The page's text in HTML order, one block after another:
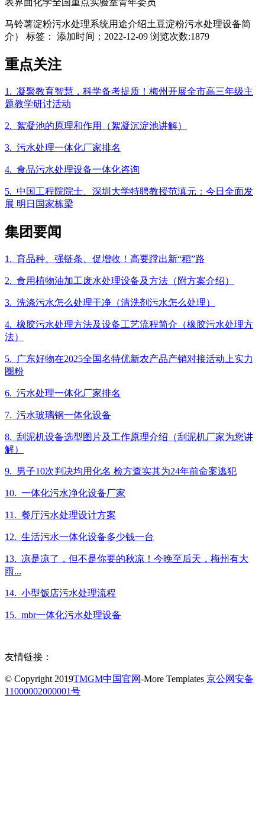
马铃薯淀粉污水处理系统用途介绍土豆淀粉污水处理设备简
介） 标签： 添加时间：2022-12-09 浏览次数:1879
重点关注
1. 凝聚教育智慧，科学备考提质！梅州开展全市高三年级主
题教学研讨活动
2. 絮凝池的原理和作用（絮凝沉淀池讲解）
3. 污水处理一体化厂家排名
4. 食品污水处理设备一体化咨询
5. 中国工程院院士、深圳大学特聘教授范滇元：今日全面发
展 明日国家栋梁
集团要闻
1. 育品种、强链条、促增收！高要蹚出新“稻”路
2. 食用植物油加工废水处理设备及方法（附方案介绍）
3. 洗涤污水怎么处理干净（清洗剂污水怎么处理）
4. 橡胶污水处理方法及设备工艺流程简介（橡胶污水处理方
法）
5. 广东好物在2025全国名特优新农产品产销对接活动上实力
圈粉
6. 污水处理一体化厂家排名
7. 污水玻璃钢一体化设备
8. 刮泥机设备选型图片及工作原理介绍（刮泥机厂家为您讲
解）
9. 男子10次判决均用化名 检方查实其为24年前命案逃犯
10. 一体化污水净化设备厂家
11. 餐厅污水处理设计方案
12. 生活污水一体化设备多少钱一台
13. 凉是凉了，但不是你要的秋凉！今晚至后天，梅州有大
雨...
14. 小型饭店污水处理流程
15. mbr一体化污水处理设备
友情链接：
© Copyright 2019TMGM中国官网-More Templates 京公网安备
11000002000001号